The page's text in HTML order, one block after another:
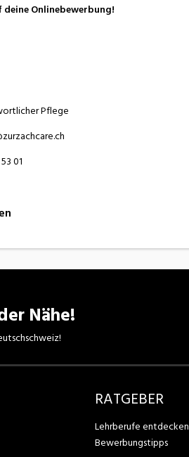
Onlinebewerbung!
Pflege
01
Nähe!
RATGEBER
Lehrberufe entdecken
Bewerbungstipps